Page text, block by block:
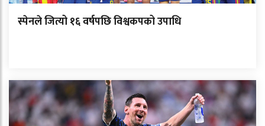
स्पेनले जित्यो १६ वर्षपछि विश्वकपको उपाधि